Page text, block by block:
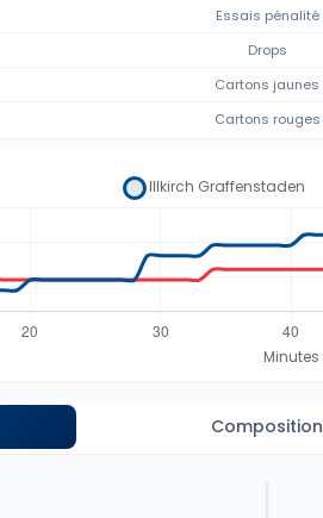
Essais pénalité
Drops
Cartons jaunes
Cartons rouges
Composition